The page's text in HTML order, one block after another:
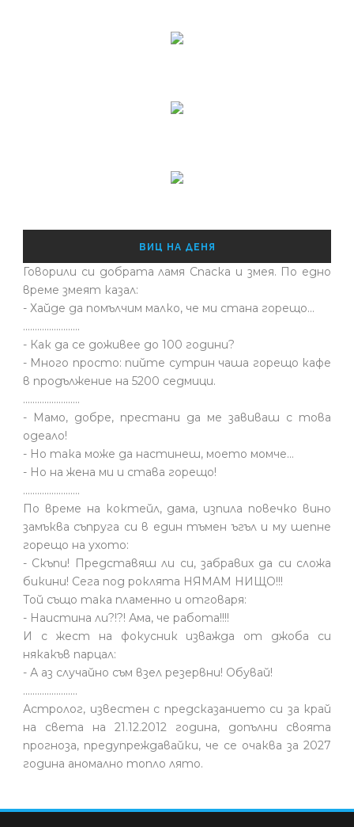
ВИЦ НА ДЕНЯ
Говорили си добрата ламя Спаска и змея. По едно
време змеят казал:
- Хайде да помълчим малко, че ми стана горещо...
........................
- Как да се доживее до 100 години?
- Много просто: пийте сутрин чаша горещо кафе
в продължение на 5200 седмици.
........................
- Мамо, добре, престани да ме завиваш с това
одеало!
- Но така може да настинеш, моето момче…
- Но на жена ми и става горещо!
........................
По време на коктейл, дама, изпила повечко вино
замъква съпруга си в един тъмен ъгъл и му шепне
горещо на ухото:
- Скъпи! Представяш ли си, забравих да си сложа
бикини! Сега под роклята НЯМАМ НИЩО!!!
Той също така пламенно и отговаря:
- Наистина ли?!?! Ама, че работа!!!!
И с жест на фокусник изважда от джоба си
някакъв парцал:
- А аз случайно съм взел резервни! Обувай!
.......................
Астролог, известен с предсказанието си за край
на света на 21.12.2012 година, допълни своята
прогноза, предупреждавайки, че се очаква за 2027
година аномално топло лято.